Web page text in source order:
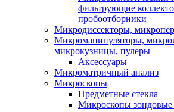
фильтрующие
пробоотборники
Микродиссекторы,
Микроманипуляторы,
микрокузницы, пулеры
Аксессуары
Микроматричный анализ
Микроскопы
Предметные стекла
Микроскопы